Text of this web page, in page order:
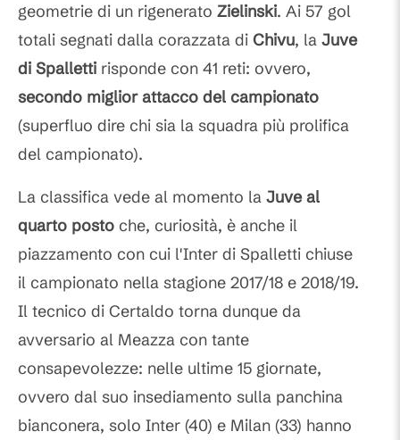
geometrie di un rigenerato Zielinski. Ai 57 gol
totali segnati dalla corazzata di Chivu, la Juve
di Spalletti risponde con 41 reti: ovvero,
secondo miglior attacco del campionato
(superfluo dire chi sia la squadra più prolifica
del campionato).
La classifica vede al momento la Juve al
quarto posto che, curiosità, è anche il
piazzamento con cui l'Inter di Spalletti chiuse
il campionato nella stagione 2017/18 e 2018/19.
Il tecnico di Certaldo torna dunque da
avversario al Meazza con tante
consapevolezze: nelle ultime 15 giornate,
ovvero dal suo insediamento sulla panchina
bianconera, solo Inter (40) e Milan (33) hanno